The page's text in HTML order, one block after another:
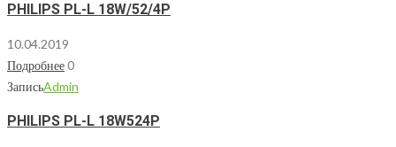
PHILIPS PL-L 18W/52/4P
10.04.2019
Подробнее0
ЗаписьAdmin
PHILIPS PL-L 18W524P